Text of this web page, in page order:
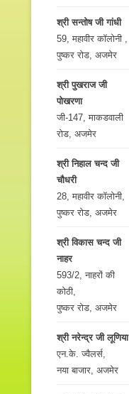
श्री सन्तोष जी गांधी
59, महावीर कॉलोनी ,
पुष्कर रोड, अजमेर
श्री पुखराज जी
पोखरणा
जी-147, माकडवाली
रोड, अजमेर
श्री निहाल चन्द जी
चौधरी
28, महावीर कॉलोनी,
पुष्कर रोड, अजमेर
श्री विकास चन्द जी
नाहर
593/2, नाहरों की
कोठी,
पुष्कर रोड, अजमेर
श्री नरेन्द्र जी लूणिया
एन.के. ज्वैलर्स,
नया बाजार, अजमेर